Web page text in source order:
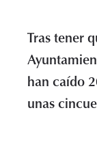
Tras tener
han caído
unas